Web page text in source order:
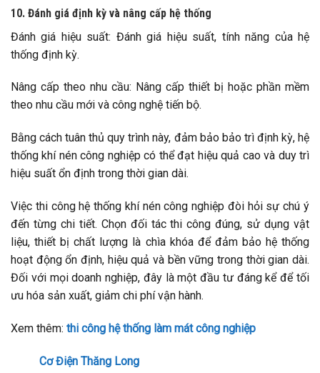
10. Đánh giá định kỳ và nâng cấp hệ thống
Đánh giá hiệu suất: Đánh giá hiệu suất, tính năng của hệ
thống định kỳ.
Nâng cấp theo nhu cầu: Nâng cấp thiết bị hoặc phần mềm
theo nhu cầu mới và công nghệ tiến bộ.
Bằng cách tuân thủ quy trình này, đảm bảo bảo trì định kỳ, hệ
thống khí nén công nghiệp có thể đạt hiệu quả cao và duy trì
hiệu suất ổn định trong thời gian dài.
Việc thi công hệ thống khí nén công nghiệp đòi hỏi sự chú ý
đến từng chi tiết. Chọn đối tác thi công đúng, sử dụng vật
liệu, thiết bị chất lượng là chìa khóa để đảm bảo hệ thống
hoạt động ổn định, hiệu quả và bền vững trong thời gian dài.
Đối với mọi doanh nghiệp, đây là một đầu tư đáng kể để tối
ưu hóa sản xuất, giảm chi phí vận hành.
Xem thêm: thi công hệ thống làm mát công nghiệp
Cơ Điện Thăng Long